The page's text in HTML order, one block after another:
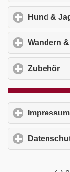
Hund &
Wandern
Zubehör
Impressum